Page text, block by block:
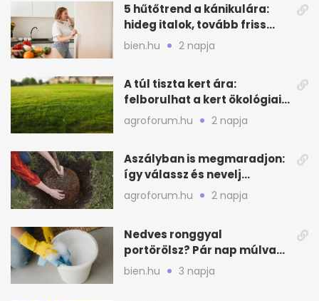
5 hűtőtrend a kánikulára:
hideg italok, tovább friss
alapanyagok
bien.hu 2 napja
A túl tiszta kert ára:
felborulhat a kert ökológiai
egyensúlya
agroforum.hu 2 napja
Aszályban is megmaradjon:
így válassz és nevelj
gyümölcsfát
agroforum.hu 2 napja
Nedves ronggyal
portörölsz? Pár nap múlva
ezért porosodik vissza a
bien.hu 3 napja